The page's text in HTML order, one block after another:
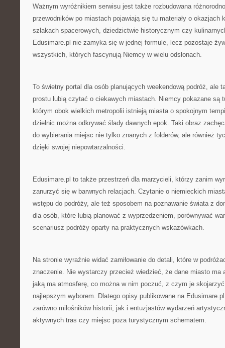
Ważnym wyróżnikiem serwisu jest także rozbudowana
przewodników po miastach pojawiają się tu materiały o okazjach
szlakach spacerowych, dziedzictwie historycznym czy
Edusimare.pl nie zamyka się w jednej formule, lecz pozostaje
wszystkich, których fascynują Niemcy w wielu odsłonach.
To świetny portal dla osób planujących weekendową podróż, ale
prostu lubią czytać o ciekawych miastach. Niemcy pokazane są
którym obok wielkich metropolii istnieją miasta o spokojnym
dzielnic można odkrywać ślady dawnych epok. Taki obraz
do wybierania miejsc nie tylko znanych z folderów, ale również
dzięki swojej niepowtarzalności.
Edusimare.pl to także przestrzeń dla marzycieli, którzy zanim
zanurzyć się w barwnych relacjach. Czytanie o niemieckich
wstępu do podróży, ale też sposobem na poznawanie świata z
dla osób, które lubią planować z wyprzedzeniem, porównywać
scenariusz podróży oparty na praktycznych wskazówkach.
Na stronie wyraźnie widać zamiłowanie do detali, które w
znaczenie. Nie wystarczy przecież wiedzieć, że dane miasto ma
jaką ma atmosferę, co można w nim poczuć, z czym je
najlepszym wyborem. Dlatego opisy publikowane na
zarówno miłośników historii, jak i entuzjastów wydarzeń
aktywnych tras czy miejsc poza turystycznym schematem.